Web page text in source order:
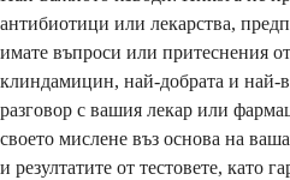
антибиотици или лекарства,
имате въпроси или притеснения
клиндамицин, най-добрата и най-
разговор с вашия лекар или
своето мислене въз основа на
и резултатите от тестовете, като